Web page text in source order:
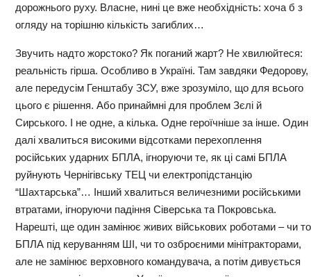
дорожнього руху. Власне, нині це вже необхідність: хоча б з
огляду на торішню кількість загиблих…
Звучить надто жорстоко? Як поганий жарт? Не хвилюйтеся:
реальність гірша. Особливо в Україні. Там завдяки Федорову,
але передусім Генштабу ЗСУ, вже зрозуміло, що для всього
цього є рішення. Або принаймні для проблем Зєлі й
Сирського. І не одне, а кілька. Одне героїчніше за інше. Один
далі хвалиться високими відсотками перехоплення
російських ударних БПЛА, ігноруючи те, як ці самі БПЛА
руйнують Чернігівську ТЕЦ чи електропідстанцію
“Шахтарська”… Інший хвалиться величезними російськими
втратами, ігноруючи падіння Сіверська та Покровська.
Нарешті, ще один замінює живих військових роботами – чи то
БПЛА під керуванням ШІ, чи то озброєними мінітракторами,
але не замінює верховного командувача, а потім дивується